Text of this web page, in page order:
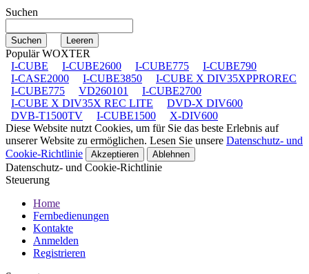
Suchen
Populär WOXTER
I-CUBE
I-CUBE2600 I-CUBE775
I-CUBE790
I-CASE2000
I-CUBE3850
I-CUBE X DIV35XPPROREC
I-CUBE775
VD260101
I-CUBE2700
I-CUBE X DIV35X REC LITE
DVD-X DIV600
DVB-T1500TV
I-CUBE1500
X-DIV600
Diese Website nutzt Cookies, um für Sie das beste Erlebnis auf
unserer Website zu ermöglichen. Lesen Sie unsere Datenschutz- und
Cookie-Richtlinie
Akzeptieren Ablehnen
Datenschutz- und Cookie-Richtlinie
Steuerung
Home
Fernbedienungen
Kontakte
Anmelden
Registrieren